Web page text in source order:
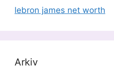
lebron james net worth
Arkiv